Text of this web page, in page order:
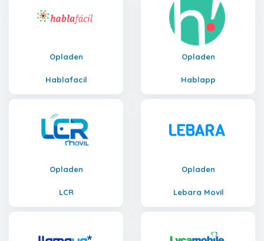
Opladen
Hablafacil
Opladen
Hablapp
Opladen
LCR
Opladen
Lebara Movil